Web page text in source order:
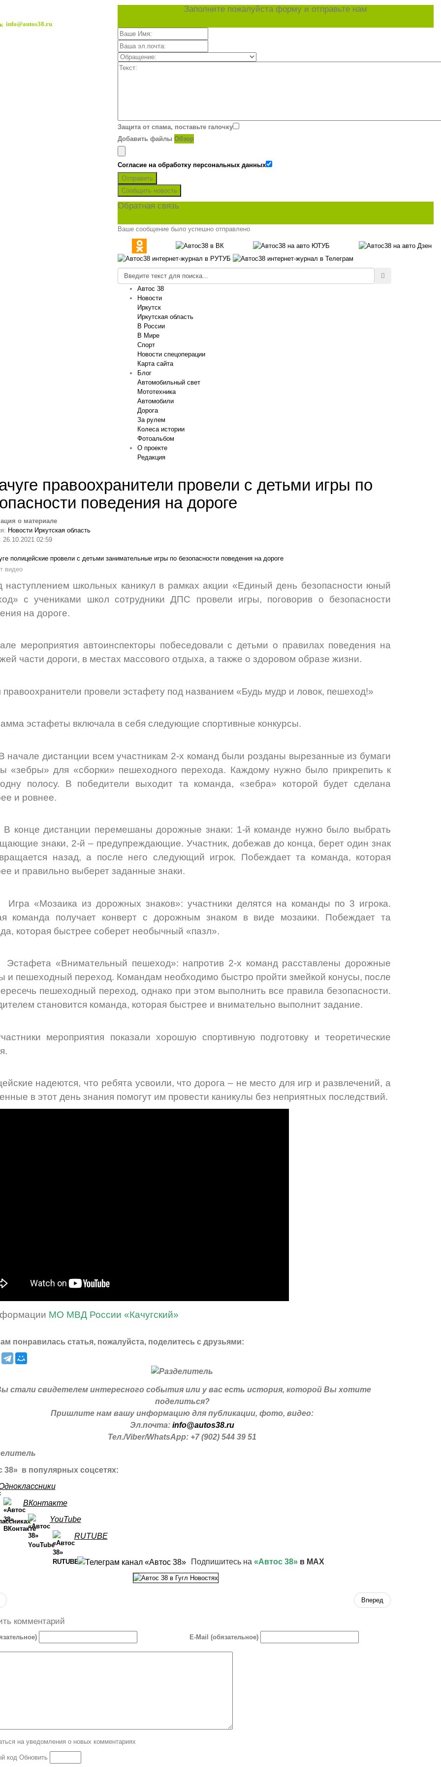
info@autos38.ru
Заполните пожалуйста форму и отправьте нам
Защита от спама, поставьте галочку
Добавить файлы Обзор
Согласие на обработку персональных данных
Отправить
Сообщить новость
Обратная связь
Ваше сообщение было успешно отправлено
Автос 38
Новости
Иркутск
Иркутская область
В России
В Мире
Спорт
Новости спецоперации
Карта сайта
Блог
Автомобильный свет
Мототехника
Автомобили
Дорога
За рулем
Колеса истории
Фотоальбом
О проекте
Редакция
правоохранители провели с детьми игры по
поведения на дороге
о материале
Новости Иркутская область
26.10.2021 02:59
видео
наступлением школьных каникул в рамках акции «Единый день безопасности юный
с учениками школ сотрудники ДПС провели игры, поговорив о безопасности
на дороге.
мероприятия автоинспекторы побеседовали с детьми о правилах поведения на
части дороги, в местах массового отдыха, а также о здоровом образе жизни.
правоохранители провели эстафету под названием «Будь мудр и ловок, пешеход!»
эстафеты включала в себя следующие спортивные конкурсы.
дистанции всем участникам 2-х команд были розданы вырезанные из бумаги
«зебры» для «сборки» пешеходного перехода. Каждому нужно было прикрепить к
полосу. В победители выходит та команда, «зебра» которой будет сделана
и ровнее.
дистанции перемешаны дорожные знаки: 1-й команде нужно было выбрать
знаки, 2-й – предупреждающие. Участник, добежав до конца, берет один знак
назад, а после него следующий игрок. Побеждает та команда, которая
и правильно выберет заданные знаки.
«Мозаика из дорожных знаков»: участники делятся на команды по 3 игрока.
команда получает конверт с дорожным знаком в виде мозаики. Побеждает та
которая быстрее соберет необычный «пазл».
«Внимательный пешеход»: напротив 2-х команд расставлены дорожные
и пешеходный переход. Командам необходимо быстро пройти змейкой конусы, после
пешеходный переход, однако при этом выполнить все правила безопасности.
становится команда, которая быстрее и внимательно выполнит задание.
мероприятия показали хорошую спортивную подготовку и теоретические
надеются, что ребята усвоили, что дорога – не место для игр и развлечений, а
в этот день знания помогут им провести каникулы без неприятных последствий.
МО МВД России «Качугский»
понравилась статья, пожалуйста, поделитесь с друзьями:
стали свидетелем интересного события или у вас есть история, которой Вы хотите
поделиться?
Пришлите нам вашу информацию для публикации, фото, видео:
Эл.почта:info@autos38.ru
Тел./Viber/WhatsApp: +7 (902) 544 39 51
38» в популярных соцсетях:
ВКонтакте
YouTube
RUTUBE
Подпишитесь на «Автос 38» в MAX
Вперед
комментарий
E-Mail (обязательное)
на уведомления о новых комментариях
Обновить